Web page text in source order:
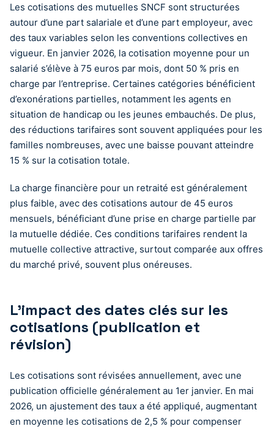
Les cotisations des mutuelles SNCF sont structurées
autour d’une part salariale et d’une part employeur, avec
des taux variables selon les conventions collectives en
vigueur. En janvier 2026, la cotisation moyenne pour un
salarié s’élève à 75 euros par mois, dont 50 % pris en
charge par l’entreprise. Certaines catégories bénéficient
d’exonérations partielles, notamment les agents en
situation de handicap ou les jeunes embauchés. De plus,
des réductions tarifaires sont souvent appliquées pour les
familles nombreuses, avec une baisse pouvant atteindre
15 % sur la cotisation totale.
La charge financière pour un retraité est généralement
plus faible, avec des cotisations autour de 45 euros
mensuels, bénéficiant d’une prise en charge partielle par
la mutuelle dédiée. Ces conditions tarifaires rendent la
mutuelle collective attractive, surtout comparée aux offres
du marché privé, souvent plus onéreuses.
L’impact des dates clés sur les
cotisations (publication et
révision)
Les cotisations sont révisées annuellement, avec une
publication officielle généralement au 1er janvier. En mai
2026, un ajustement des taux a été appliqué, augmentant
en moyenne les cotisations de 2,5 % pour compenser